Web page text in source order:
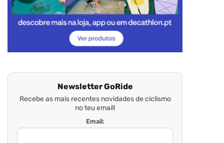
Newsletter GoRide
Recebe as mais recentes novidades de ciclismo
no teu email!
Email: